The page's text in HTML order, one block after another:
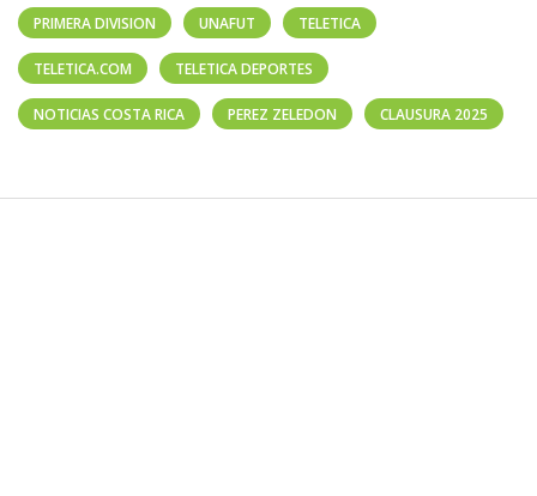
PRIMERA DIVISION UNAFUT TELETICA
TELETICA.COM TELETICA DEPORTES
NOTICIAS COSTA RICA PEREZ ZELEDON CLAUSURA 2025